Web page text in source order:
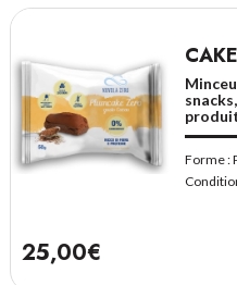
Forme :
25,00€